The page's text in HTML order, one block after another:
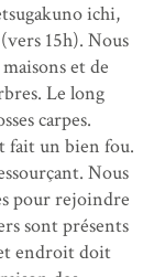
ichi,
15h). Nous
et de
Le long
carpes.
fait un bien fou.
Nous
pour rejoindre
sont présents
endroit doit